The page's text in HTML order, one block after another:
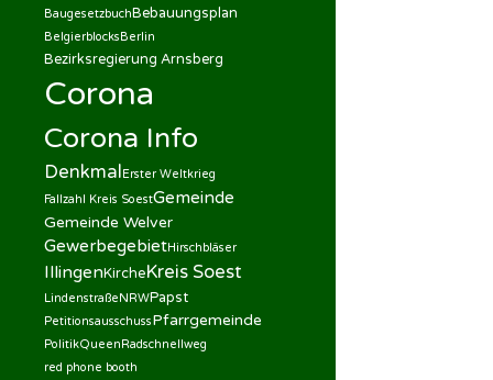
BaugesetzbuchBebauungsplan
Belgierblocks Berlin
Bezirksregierung Arnsberg
Corona
Corona Info
Denkmal Erster Weltkrieg
Fallzahl Kreis SoestGemeinde
Gemeinde Welver
GewerbegebietHirschbläser
IllingenKircheKreis Soest
LindenstraßeNRWPapst
PetitionsausschussPfarrgemeinde
PolitikQueenRadschnellweg
red phone booth